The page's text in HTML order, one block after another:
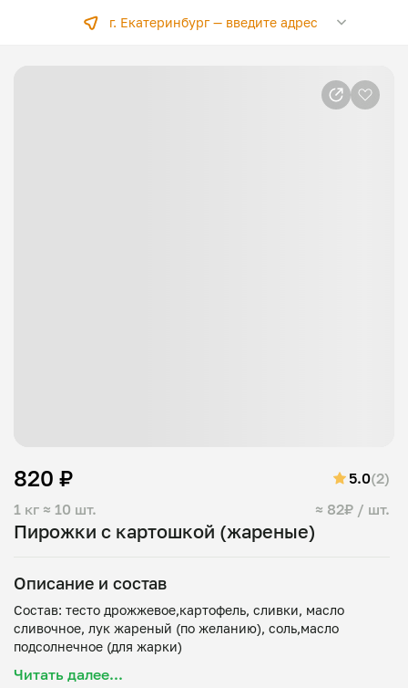
г. Екатеринбург —введите адрес
Пирожки с картошкой (жареные)
1 кг ≈ 10 шт. ≈ 82₽ / шт.
820 ₽ 5.0(2)
Описание и состав
Состав: тесто дрожжевое,картофель, сливки, масло
сливочное, лук жареный (по желанию), соль,масло
Читать далее...